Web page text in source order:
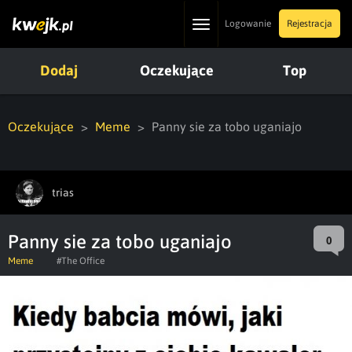
ToggleLogowanie Rejestracja
Dodaj Oczekujące Top
Oczekujące Meme Panny sie za tobo uganiajo
trias
Panny sie za tobo uganiajo 0
Meme #The Office